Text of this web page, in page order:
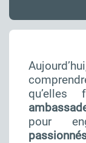
qu’elles
pour